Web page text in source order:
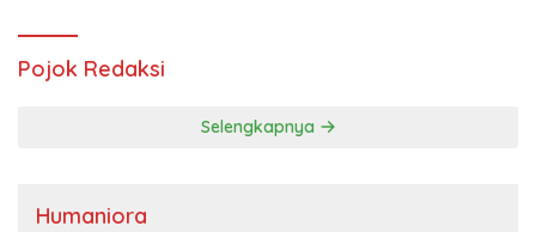
Pojok Redaksi
Selengkapnya
Humaniora